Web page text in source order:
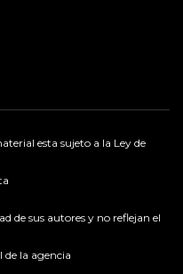
esta sujeto a la Ley de
de sus autores y no reflejan el
de la agencia